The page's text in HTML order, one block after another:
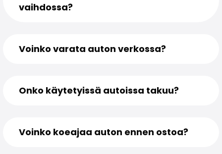
vaihdossa?
Voinko varata auton verkossa?
Onko käytetyissä autoissa takuu?
Voinko koeajaa auton ennen ostoa?